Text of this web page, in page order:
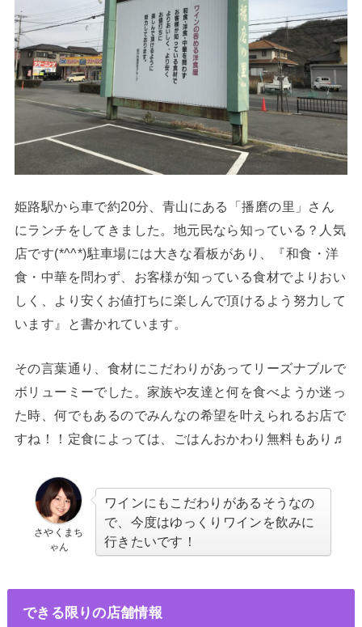
姫路駅から車で約20分、青山にある「播磨の里」さん
にランチをしてきました。地元民なら知っている？人気
店です(*^^*)駐車場には大きな看板があり、『和食・洋
食・中華を問わず、お客様が知っている食材でよりおい
しく、より安くお値打ちに楽しんで頂けるよう努力して
います』と書かれています。
その言葉通り、食材にこだわりがあってリーズナブルで
ボリューミーでした。家族や友達と何を食べようか迷っ
た時、何でもあるのでみんなの希望を叶えられるお店で
すね！！定食によっては、ごはんおかわり無料もあり♬
さやくまち
ゃん
ワインにもこだわりがあるそうなの
で、今度はゆっくりワインを飲みに
行きたいです！
できる限りの店舗情報